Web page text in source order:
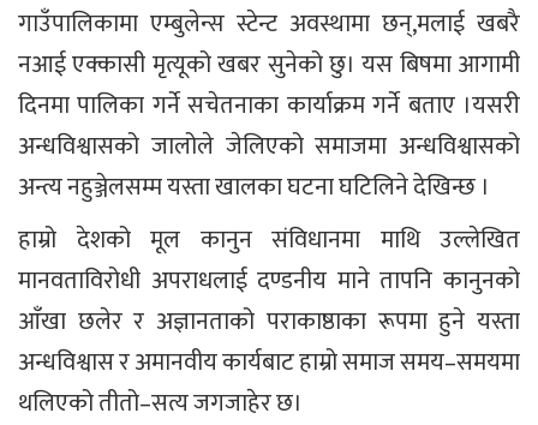
गाउँपालिकामा एम्बुलेन्स स्टेन्ट अवस्थामा छन्,मलाई खबरै
नआई एक्कासी मृत्यूको खबर सुनेको छु। यस बिषमा आगामी
दिनमा पालिका गर्ने सचेतनाका कार्याक्रम गर्ने बताए ।यसरी
अन्धविश्वासको जालोले जेलिएको समाजमा अन्धविश्वासको
अन्त्य नहुञ्जेलसम्म यस्ता खालका घटना घटिलिने देखिन्छ ।
हाम्रो देशको मूल कानुन संविधानमा माथि उल्लेखित
मानवताविरोधी अपराधलाई दण्डनीय माने तापनि कानुनको
आँखा छलेर र अज्ञानताको पराकाष्ठाका रूपमा हुने यस्ता
अन्धविश्वास र अमानवीय कार्यबाट हाम्रो समाज समय–समयमा
थलिएको तीतो–सत्य जगजाहेर छ।